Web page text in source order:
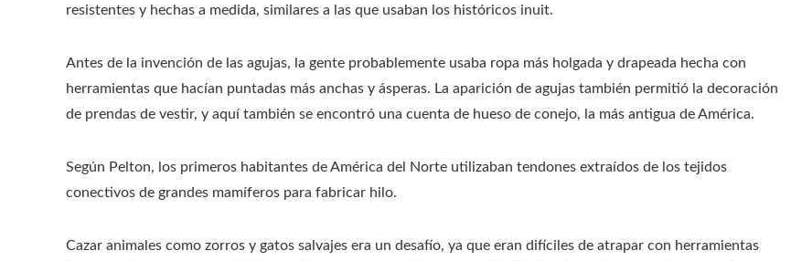
resistentes y hechas a medida, similares a las que usaban los históricos inuit.
Antes de la invención de las agujas, la gente probablemente usaba ropa más holgada y drapeada hecha con
herramientas que hacían puntadas más anchas y ásperas. La aparición de agujas también permitió la decoración
de prendas de vestir, y aquí también se encontró una cuenta de hueso de conejo, la más antigua de América.
Según Pelton, los primeros habitantes de América del Norte utilizaban tendones extraídos de los tejidos
conectivos de grandes mamíferos para fabricar hilo.
Cazar animales como zorros y gatos salvajes era un desafío, ya que eran difíciles de atrapar con herramientas